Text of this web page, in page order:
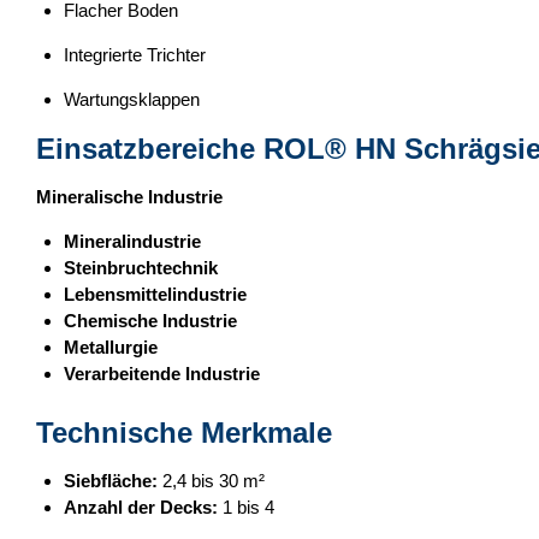
Flacher Boden
Integrierte Trichter
Wartungsklappen
Einsatzbereiche ROL® HN
Mineralische Industrie
Mineralindustrie
Steinbruchtechnik
Lebensmittelindustrie
Chemische Industrie
Metallurgie
Verarbeitende Industrie
Technische Merkmale
Siebfläche: 2,4 bis 30 m²
Anzahl der Decks: 1 bis 4